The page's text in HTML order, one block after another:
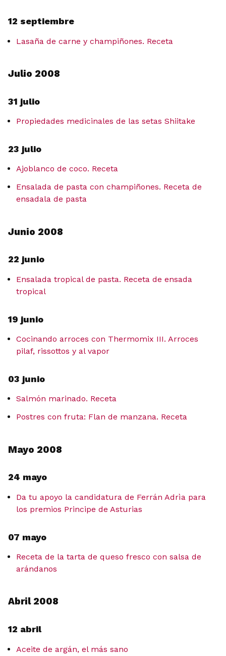
12 septiembre
Lasaña de carne y champiñones. Receta
Julio 2008
31 julio
Propiedades medicinales de las setas Shiitake
23 julio
Ajoblanco de coco. Receta
Ensalada de pasta con champiñones. Receta de
ensadala de pasta
Junio 2008
22 junio
Ensalada tropical de pasta. Receta de ensada
tropical
19 junio
Cocinando arroces con Thermomix III. Arroces
pilaf, rissottos y al vapor
03 junio
Salmón marinado. Receta
Postres con fruta: Flan de manzana. Receta
Mayo 2008
24 mayo
Da tu apoyo la candidatura de Ferrán Adrìa para
los premios Principe de Asturias
07 mayo
Receta de la tarta de queso fresco con salsa de
arándanos
Abril 2008
12 abril
Aceite de argán, el más sano